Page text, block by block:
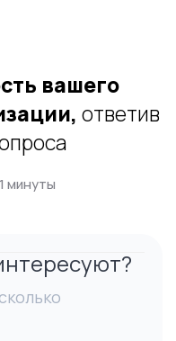
вашего
ответив
минуты